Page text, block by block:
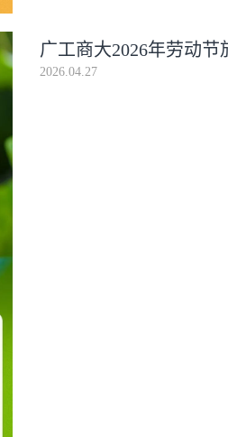
广工商大2026年劳动节
2026.04.27